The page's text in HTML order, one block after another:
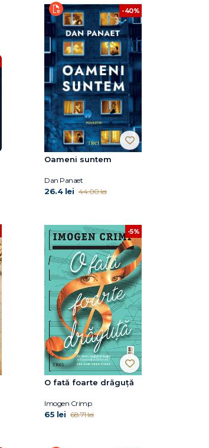
-40%
Oameni suntem
Dan Panaet
26.4 lei 44.00 lei
-5%
O fată foarte drăguță
Imogen Crimp
65 lei 68.71 lei